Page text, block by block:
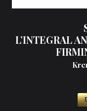
L’INTEGRAL